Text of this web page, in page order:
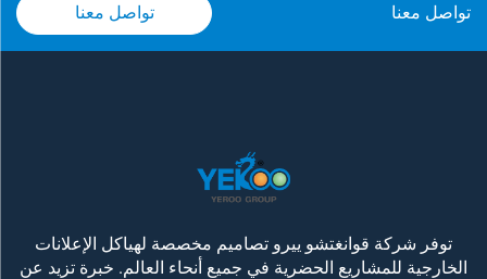
تواصل معنا تواصل معنا
توفر شركة قوانغتشو ييرو تصاميم مخصصة لهياكل الإعلانات
الخارجية للمشاريع الحضرية في جميع أنحاء العالم. خبرة تزيد عن